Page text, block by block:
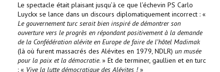
Le spectacle était plaisant jusqu’à ce que l’échevin PS Carlo
Luyckx se lance dans un discours diplomatiquement incorrect : «
Le gouvernement turc serait bien inspiré de démontrer son
ouverture vers le progrès en répondant positivement à la demande
de la Confédération alévite en Europe de faire de l’hôtel Madimak
(là où furent massacrés des Alévites en 1979, NDLR) un musée
pour la paix et la démocratie. » Et de terminer, gaullien et en turc
: « Vive la lutte démocratique des Alévites !»